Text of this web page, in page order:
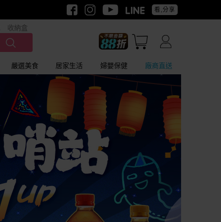
看,分享
收納盒
嚴選美食 居家生活 婦嬰保健 廠商直送